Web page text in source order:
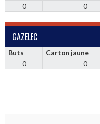
0
0
GAZELEC
Buts Carton jaune
0
0